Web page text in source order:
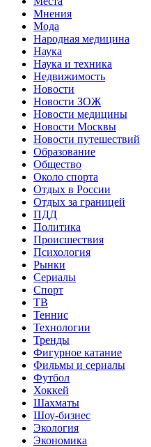
Мнения
Мода
Народная медицина
Наука
Наука и техника
Недвижимость
Новости
Новости ЗОЖ
Новости медицины
Новости Москвы
Новости путешествий
Образование
Общество
Около спорта
Отдых в России
Отдых за границей
ПДД
Политика
Происшествия
Психология
Рынки
Сериалы
Спорт
ТВ
Теннис
Технологии
Тренды
Фигурное катание
Фильмы и сериалы
Футбол
Хоккей
Шахматы
Шоу-бизнес
Экология
Экономика